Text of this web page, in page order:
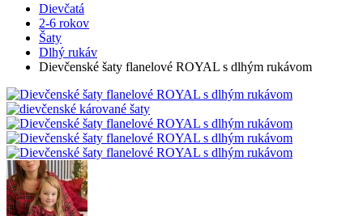
Dievčatá
2-6 rokov
Šaty
Dlhý rukáv
Dievčenské šaty flanelové ROYAL s dlhým rukávom